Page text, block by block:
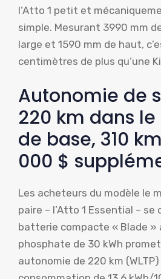
l’Atto 1 petit et
simple. Mesurant 3990 mm
large et 1590 mm de haut,
centimètres de plus qu’une
Autonomie de
220 km dans
de base, 310
000 $
Les acheteurs du modèle le
paire – l’Atto 1 Essential –
batterie compacte « Blade »
phosphate de 30 kWh
autonomie de 220 km